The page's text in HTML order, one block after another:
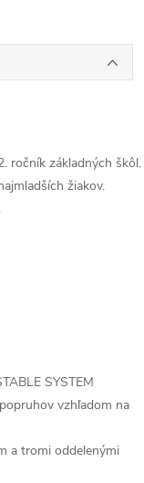
ročník základných škôl.
žiakov.
SYSTEM
vzhľadom na
a tromi oddelenými